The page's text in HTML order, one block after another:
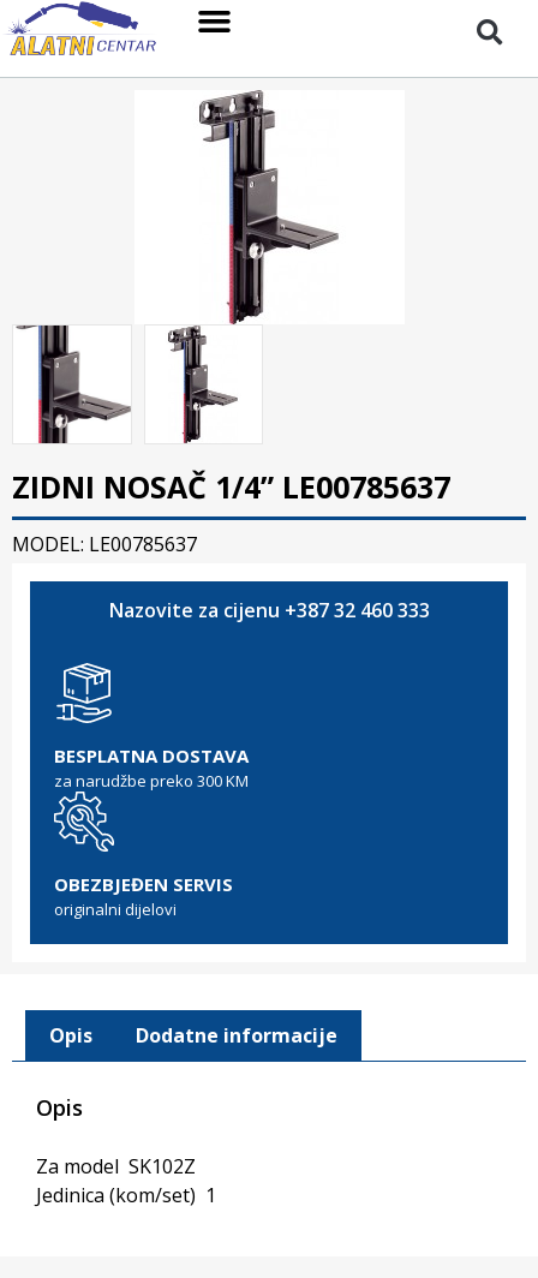
ZIDNI NOSAČ 1/4” LE00785637
MODEL: LE00785637
Nazovite za cijenu +387 32 460 333
BESPLATNA DOSTAVA
za narudžbe preko 300 KM
OBEZBJEĐEN SERVIS
originalni dijelovi
Opis Dodatne informacije
Opis
Za model SK102Z
Jedinica (kom/set) 1